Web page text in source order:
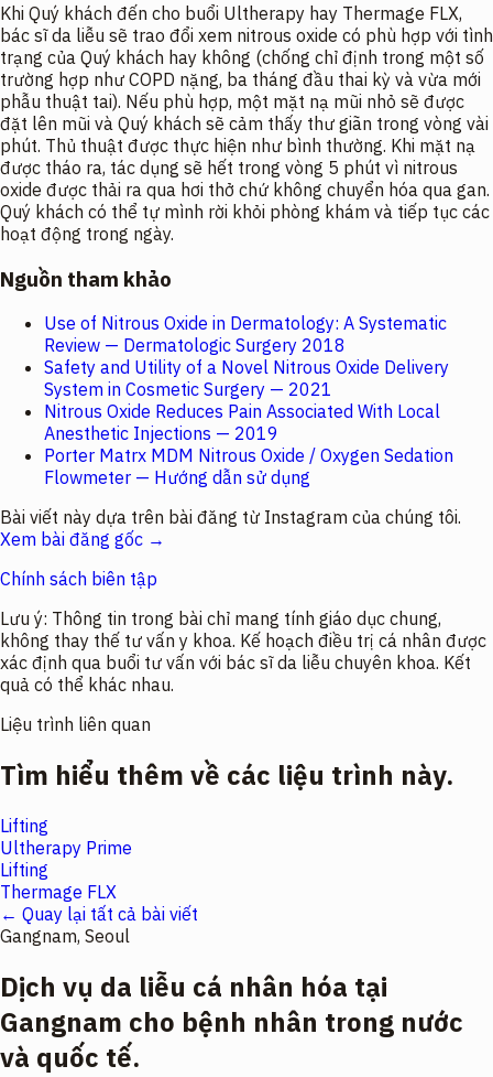
Khi Quý khách đến cho buổi Ultherapy hay Thermage FLX,
bác sĩ da liễu sẽ trao đổi xem nitrous oxide có phù hợp với tình
trạng của Quý khách hay không (chống chỉ định trong một số
trường hợp như COPD nặng, ba tháng đầu thai kỳ và vừa mới
phẫu thuật tai). Nếu phù hợp, một mặt nạ mũi nhỏ sẽ được
đặt lên mũi và Quý khách sẽ cảm thấy thư giãn trong vòng vài
phút. Thủ thuật được thực hiện như bình thường. Khi mặt nạ
được tháo ra, tác dụng sẽ hết trong vòng 5 phút vì nitrous
oxide được thải ra qua hơi thở chứ không chuyển hóa qua gan.
Quý khách có thể tự mình rời khỏi phòng khám và tiếp tục các
hoạt động trong ngày.
Nguồn tham khảo
Use of Nitrous Oxide in Dermatology: A Systematic
Review — Dermatologic Surgery 2018
Safety and Utility of a Novel Nitrous Oxide Delivery
System in Cosmetic Surgery — 2021
Nitrous Oxide Reduces Pain Associated With Local
Anesthetic Injections — 2019
Porter Matrx MDM Nitrous Oxide / Oxygen Sedation
Flowmeter — Hướng dẫn sử dụng
Bài viết này dựa trên bài đăng từ Instagram của chúng tôi.
Xem bài đăng gốc →
Chính sách biên tập
Lưu ý: Thông tin trong bài chỉ mang tính giáo dục chung,
không thay thế tư vấn y khoa. Kế hoạch điều trị cá nhân được
xác định qua buổi tư vấn với bác sĩ da liễu chuyên khoa. Kết
quả có thể khác nhau.
Liệu trình liên quan
Tìm hiểu thêm về các liệu trình này.
Lifting
Ultherapy Prime
Lifting
Thermage FLX
← Quay lại tất cả bài viết
Gangnam, Seoul
Dịch vụ da liễu cá nhân hóa tại
Gangnam cho bệnh nhân trong nước
và quốc tế.